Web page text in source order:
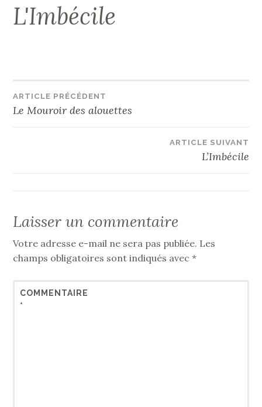
L'Imbécile
Navigation
ARTICLE PRÉCÉDENT
Le Mouroir des alouettes
ARTICLE SUIVANT
L’Imbécile
Laisser un commentaire
Votre adresse e-mail ne sera pas publiée. Les
champs obligatoires sont indiqués avec*
COMMENTAIRE
*